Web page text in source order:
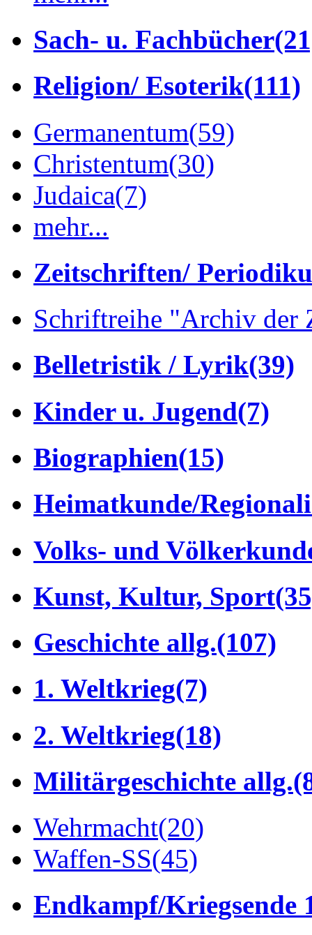
Sach- u. Fachbücher
Religion/ Esoterik(111)
Germanentum(59)
Christentum(30)
Judaica(7)
mehr...
Zeitschriften/
Schriftreihe "Archiv der
Belletristik / Lyrik(39)
Kinder u. Jugend(7)
Biographien(15)
Heimatkunde/
Volks- und
Kunst, Kultur, Sport
Geschichte allg.(107)
1. Weltkrieg(7)
2. Weltkrieg(18)
Militärgeschichte allg.
Wehrmacht(20)
Waffen-SS(45)
Endkampf/Kriegsende